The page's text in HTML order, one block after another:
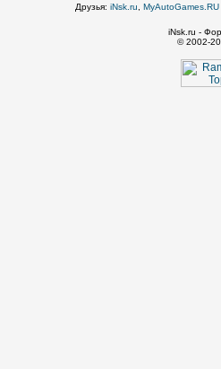
Друзья: iNsk.ru
iNsk.ru -
© 2002-